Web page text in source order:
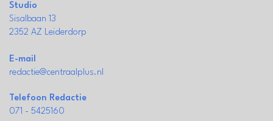
Studio
Sisalbaan 13
2352 AZ Leiderdorp
E-mail
redactie@centraalplus.nl
Telefoon Redactie
071 - 5425160